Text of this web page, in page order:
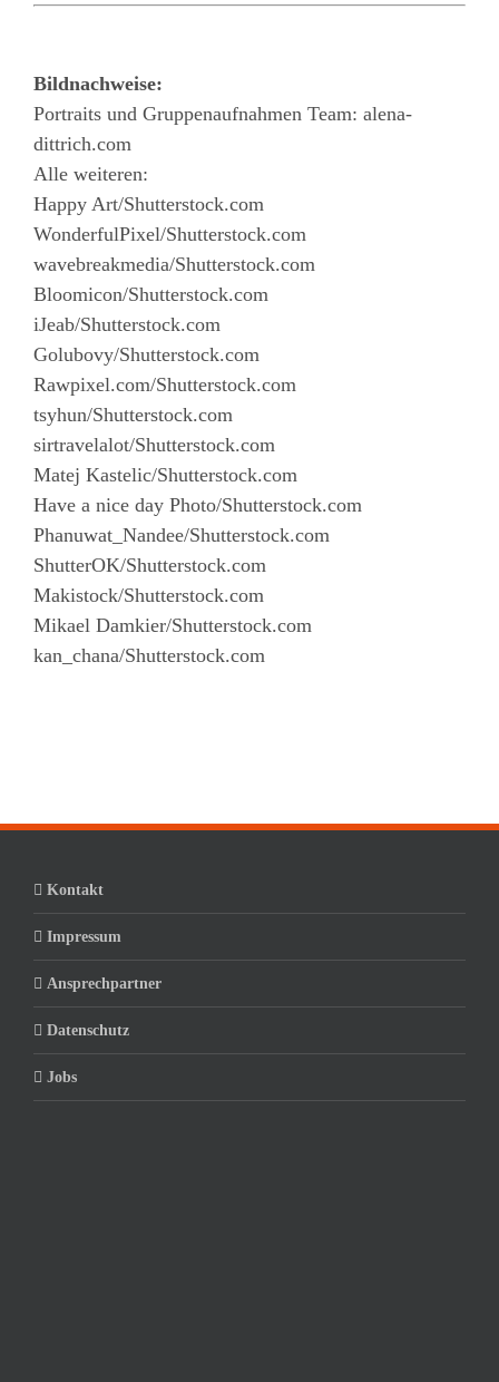
Bildnachweise:
Portraits und Gruppenaufnahmen Team: alena-
dittrich.com
Alle weiteren:
Happy Art/Shutterstock.com
WonderfulPixel/Shutterstock.com
wavebreakmedia/Shutterstock.com
Bloomicon/Shutterstock.com
iJeab/Shutterstock.com
Golubovy/Shutterstock.com
Rawpixel.com/Shutterstock.com
tsyhun/Shutterstock.com
sirtravelalot/Shutterstock.com
Matej Kastelic/Shutterstock.com
Have a nice day Photo/Shutterstock.com
Phanuwat_Nandee/Shutterstock.com
ShutterOK/Shutterstock.com
Makistock/Shutterstock.com
Mikael Damkier/Shutterstock.com
kan_chana/Shutterstock.com
Kontakt
Impressum
Ansprechpartner
Datenschutz
Jobs